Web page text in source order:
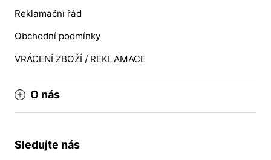
Reklamační řád
Obchodní podmínky
VRÁCENÍ ZBOŽÍ / REKLAMACE
O nás
Sledujte nás